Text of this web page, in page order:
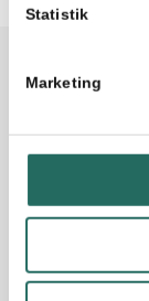
Statistik
Marketing
IPMA
DTU Science
Agern Allé 24